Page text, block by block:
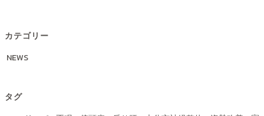
カテゴリー
NEWS
タグ